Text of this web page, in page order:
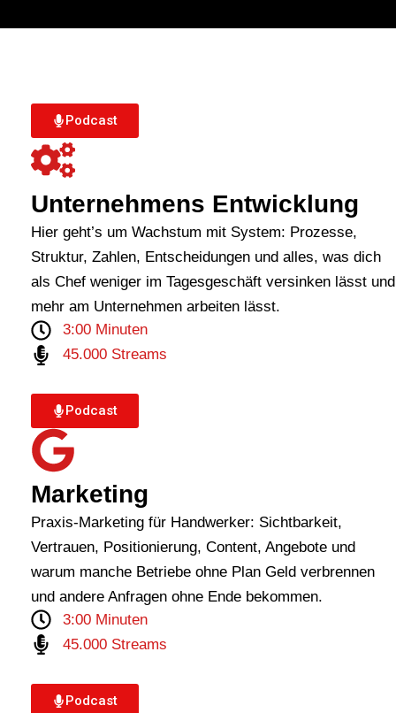
Podcast
Unternehmens Entwicklung
Hier geht’s um Wachstum mit System: Prozesse,
Struktur, Zahlen, Entscheidungen und alles, was dich
als Chef weniger im Tagesgeschäft versinken lässt und
mehr am Unternehmen arbeiten lässt.
3:00 Minuten
45.000 Streams
Podcast
Marketing
Praxis-Marketing für Handwerker: Sichtbarkeit,
Vertrauen, Positionierung, Content, Angebote und
warum manche Betriebe ohne Plan Geld verbrennen
und andere Anfragen ohne Ende bekommen.
3:00 Minuten
45.000 Streams
Podcast